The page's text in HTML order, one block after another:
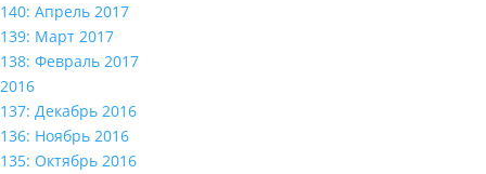
140: Апрель 2017
139: Март 2017
138: Февраль 2017
2016
137: Декабрь 2016
136: Ноябрь 2016
135: Октябрь 2016